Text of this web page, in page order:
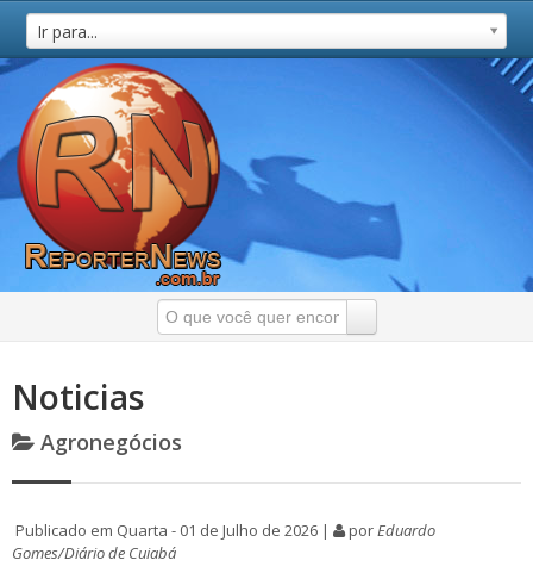
Ir para...
Noticias
Agronegócios
Publicado em Quarta - 01 de Julho de 2026 | porEduardo
Gomes/Diário de Cuiabá